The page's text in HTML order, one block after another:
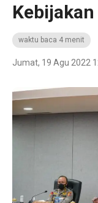
waktu baca 4 menit
Jumat, 19 Agu 2022